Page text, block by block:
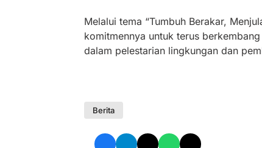
Melalui tema “Tumbuh Berakar,
komitmennya untuk terus
dalam pelestarian lingkungan dan
Berita